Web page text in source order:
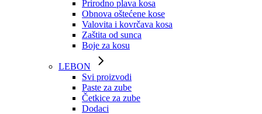
Prirodno plava kosa
Obnova oštećene kose
Valovita i kovrčava kosa
Zaštita od sunca
Boje za kosu
LEBON
Svi proizvodi
Paste za zube
Četkice za zube
Dodaci